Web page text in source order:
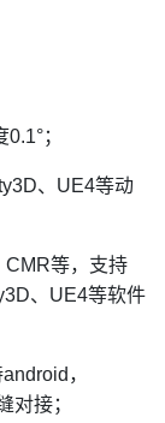
；
、UE4等动
等，支持
、UE4等软件
，
对接；